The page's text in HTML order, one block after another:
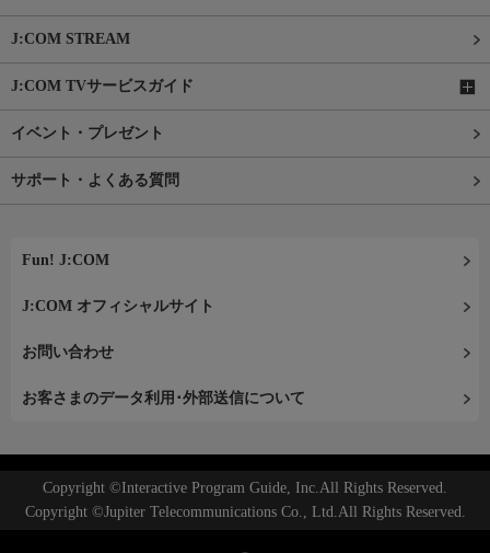
J:COM STREAM
J:COM TVサービスガイド
イベント・プレゼント
サポート・よくある質問
Fun! J:COM
J:COM オフィシャルサイト
お問い合わせ
お客さまのデータ利用･外部送信について
Copyright ©Interactive Program Guide, Inc.All Rights Reserved.
Copyright ©Jupiter Telecommunications Co., Ltd.All Rights Reserved.